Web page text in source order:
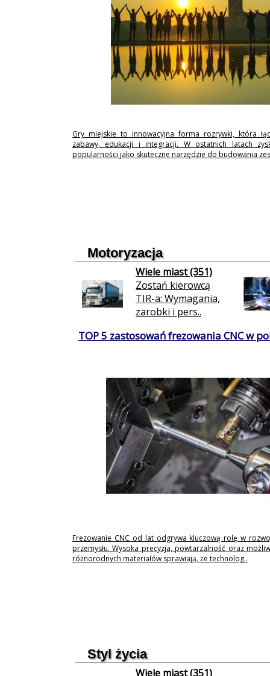
Gry miejskie to innowacyjna forma rozrywki, która
zabawy, edukacji i integracji. W ostatnich latach
popularności jako skuteczne narzędzie do budowania
Motoryzacja
Wiele miast (351)
Zostań kierowcą
TIR-a: Wymagania,
zarobki i pers..
TOP 5 zastosowań frezowania CNC w
Frezowanie CNC od lat odgrywa kluczową rolę w
przemysłu. Wysoka precyzja, powtarzalność oraz
różnorodnych materiałów sprawiają, że technolog..
Styl życia
Wiele miast (351)